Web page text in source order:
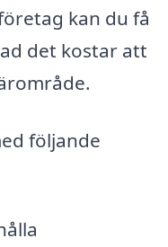
kan du få
det kostar att
följande